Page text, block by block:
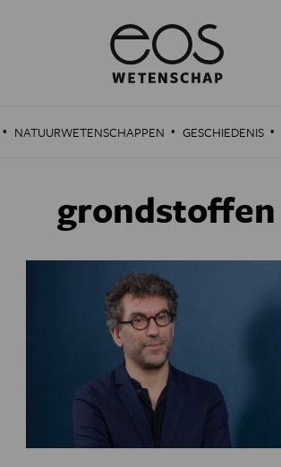
· NATUURWETENSCHAPPEN · GESCHIEDENIS ·
grondstoffen